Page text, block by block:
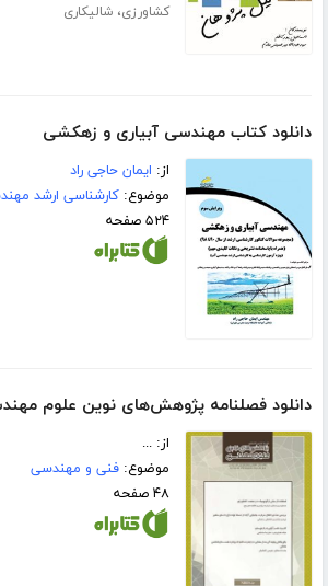
کشاورزی،شالیکاری
دانلود کتاب مهندسی آبیاری و زهکشی
از: ایمان حاجی راد
موضوع:کارشناسی ارشد
۵۲۴ صفحه
دانلود فصلنامه‌ پژوهش‌های نوین علوم مهندسی
از: ...
موضوع:فنی و مهندسی
۴۸ صفحه